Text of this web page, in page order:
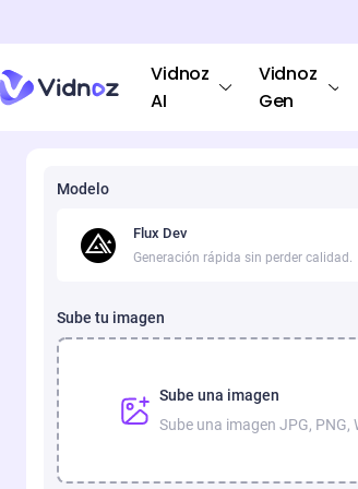
Vidnoz
AI
Vidnoz
Gen
Modelo
Flux Dev
Generación rápida sin perder calidad.
Sube tu imagen
Sube una imagen
Sube una imagen JPG, PNG,